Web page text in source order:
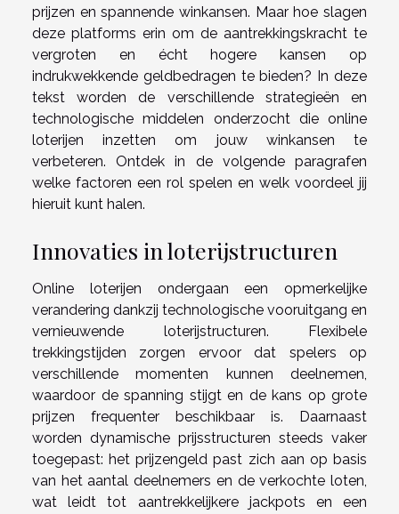
prijzen en spannende winkansen. Maar hoe slagen
deze platforms erin om de aantrekkingskracht te
vergroten en écht hogere kansen op
indrukwekkende geldbedragen te bieden? In deze
tekst worden de verschillende strategieën en
technologische middelen onderzocht die online
loterijen inzetten om jouw winkansen te
verbeteren. Ontdek in de volgende paragrafen
welke factoren een rol spelen en welk voordeel jij
hieruit kunt halen.
Innovaties in loterijstructuren
Online loterijen ondergaan een opmerkelijke
verandering dankzij technologische vooruitgang en
vernieuwende loterijstructuren. Flexibele
trekkingstijden zorgen ervoor dat spelers op
verschillende momenten kunnen deelnemen,
waardoor de spanning stijgt en de kans op grote
prijzen frequenter beschikbaar is. Daarnaast
worden dynamische prijsstructuren steeds vaker
toegepast: het prijzengeld past zich aan op basis
van het aantal deelnemers en de verkochte loten,
wat leidt tot aantrekkelijkere jackpots en een